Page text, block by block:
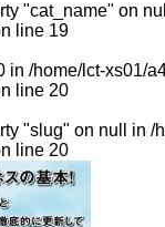
"cat_name" on
line 19
in /home/lct-xs01/
line 20
"slug" on null in /
line 20